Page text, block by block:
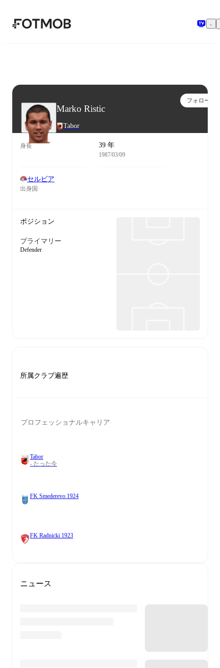
メインコンテンツへスキップ
Marko Ristic
Tabor
フォロー
身長 39 年
1987/03/09
セルビア
出身国
ポジション
プライマリー
Defender
所属クラブ遍歴
プロフェッショナルキャリア
Tabor
- たった今
FK Smederevo 1924
FK Radnicki 1923
ニュース